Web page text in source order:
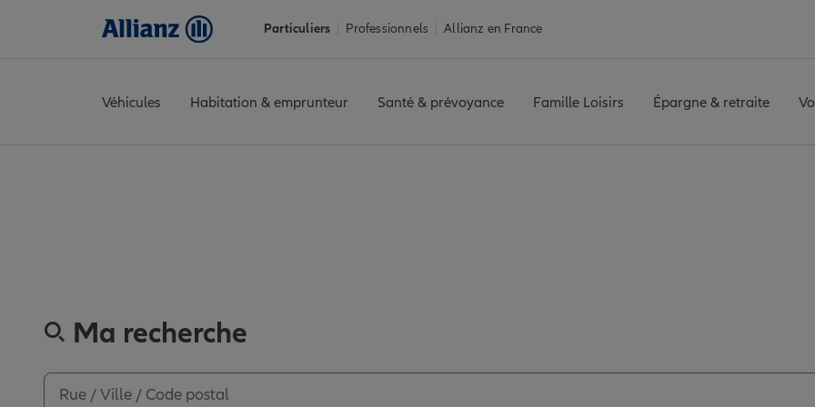
Particuliers Professionnels Allianz en France
Véhicules Habitation & emprunteur Santé & prévoyance Famille Loisirs Épargne & retraite
Ma recherche